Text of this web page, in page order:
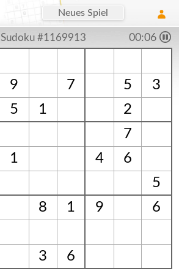
Neues Spiel
Sudoku #1169913 00:06
9 7 5
3
5 1
2
7
1 4
6
5
8
1 9
6
3
6